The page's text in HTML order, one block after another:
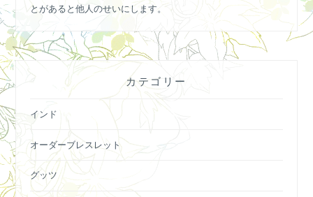
とがあると他人のせいにします。
カテゴリー
インド
オーダーブレスレット
グッツ